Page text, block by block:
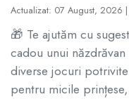
Actualizat: 07 August, 2026 |
🎁 Te ajutăm cu
cadou unui
diverse jocuri
pentru micile